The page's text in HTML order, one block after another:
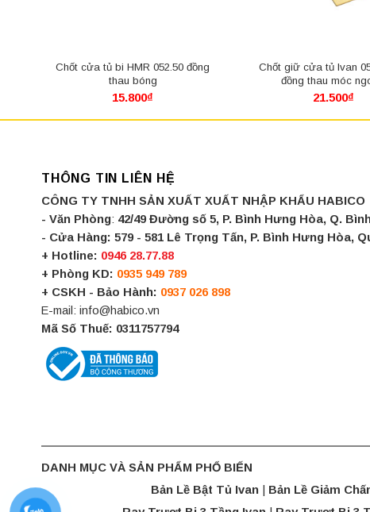
Chốt cửa tủ bi HMR 052.50 đồng
thau bóng
15.800₫
Chốt giữ cửa tủ Ivan
đồng thau móc
21.500₫
THÔNG TIN LIÊN HỆ
CÔNG TY TNHH SẢN XUẤT XUẤT NHẬP KHẨU HABICO
- Văn Phòng: 42/49 Đường số 5, P. Bình Hưng Hòa, Q.
- Cửa Hàng: 579 - 581 Lê Trọng Tấn, P. Bình Hưng Hòa,
+ Hotline: 0946 28.77.88
+ Phòng KD: 0935 949 789
+ CSKH - Bảo Hành: 0937 026 898
E-mail: info@habico.vn
Mã Số Thuế: 0311757794
DANH MỤC VÀ SẢN PHẨM PHỔ BIẾN
Bản Lề Bật Tủ Ivan | Bản Lề Giảm